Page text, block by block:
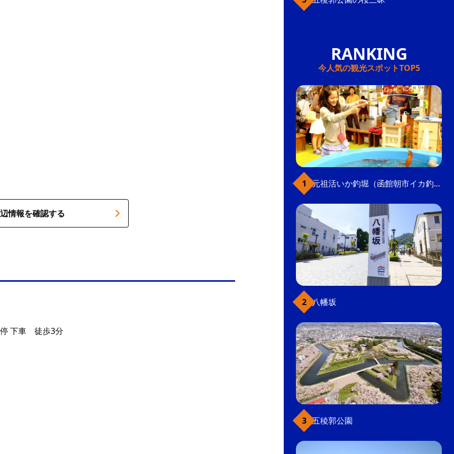
情報を確認する
下車 徒歩3分
今人気の観光スポットTOP5
元祖活いか釣堀（函館朝市イカ釣り体験）
八幡坂
五稜郭公園